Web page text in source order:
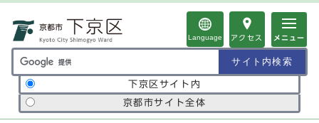
Language アクセス メニュー
サイト内検索の範囲
下京区サイト内
京都市サイト全体